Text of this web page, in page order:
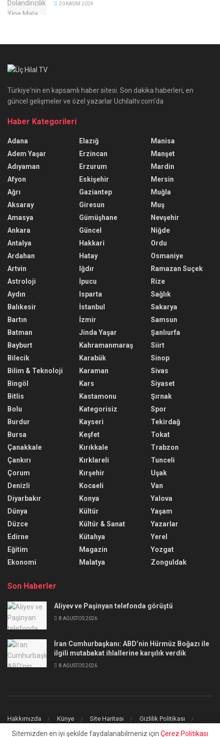
20 KASIM 2024
Türkiye'nin en kapsamlı haber sitesi. Son dakika haberleri, en
güncel gelişmeler ve özel yazarlar Uchilaltv.com'da
Haber Kategorileri
Adana
Adem Yaşar
Adıyaman
Afyon
Ağrı
Aksaray
Amasya
Ankara
Antalya
Ardahan
Artvin
Astroloji
Aydın
Balıkesir
Bartın
Batman
Bayburt
Bilecik
Bilim & Teknoloji
Bingöl
Bitlis
Bolu
Burdur
Bursa
Çanakkale
Çankırı
Çorum
Denizli
Diyarbakır
Dünya
Düzce
Edirne
Eğitim
Ekonomi
Elazığ
Erzincan
Erzurum
Eskişehir
Gaziantep
Giresun
Gümüşhane
Güncel
Hakkari
Hatay
Iğdır
İpucu
Isparta
İstanbul
İzmir
Jinda Yaşar
Kahramanmaraş
Karabük
Karaman
Kars
Kastamonu
Kategorisiz
Kayseri
Keşfet
Kırıkkale
Kırklareli
Kırşehir
Kocaeli
Konya
Kültür
Kültür & Sanat
Kütahya
Magazin
Malatya
Manisa
Manşet
Mardin
Mersin
Muğla
Muş
Nevşehir
Niğde
Ordu
Osmaniye
Ramazan Suçek
Rize
Sağlık
Sakarya
Samsun
Şanlıurfa
Siirt
Sinop
Sivas
Siyaset
Şırnak
Spor
Tekirdağ
Tokat
Trabzon
Tunceli
Uşak
Van
Yalova
Yaşam
Yazarlar
Yerel
Yozgat
Zonguldak
Son Haberler
Aliyev ve Paşinyan telefonda görüştü
8 AĞUSTOS 2026
İran Cumhurbaşkanı: ABD’nin Hürmüz Boğazı ile
ilgili mutabakat ihlallerine karşılık verdik
8 AĞUSTOS 2026
Hakkımızda Künye Site Haritası
Gizlilik Politikası
Sitemizden en iyi şekilde faydalanabilmeniz için Çerez Politikası